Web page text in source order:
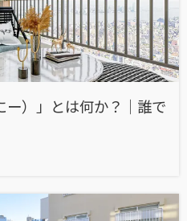
ー）」とは何か？｜誰で